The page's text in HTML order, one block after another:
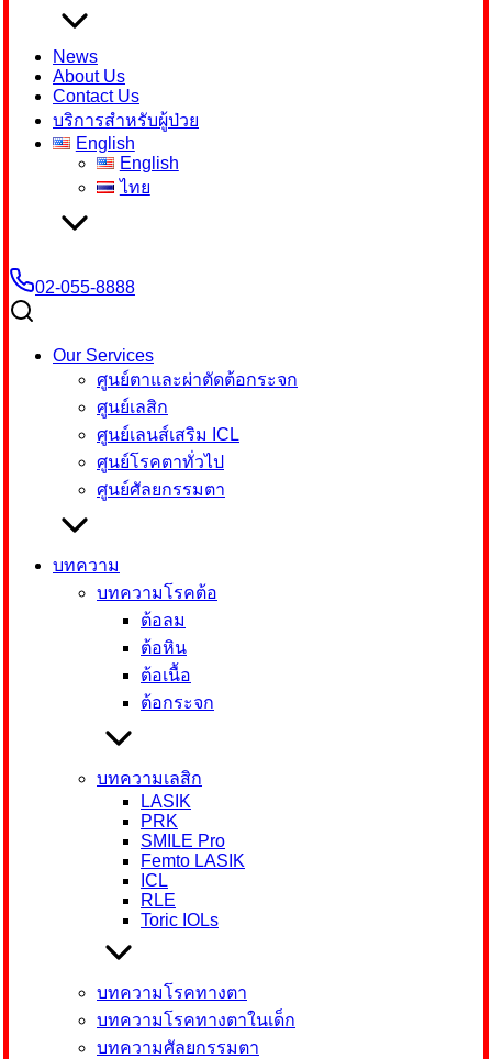
News
About Us
Contact Us
บริการสำหรับผู้ป่วย
English
English
ไทย
02-055-8888
Our Services
ศูนย์ตาและผ่าตัดต้อกระจก
ศูนย์เลสิก
ศูนย์เลนส์เสริม ICL
ศูนย์โรคตาทั่วไป
ศูนย์ศัลยกรรมตา
บทความ
บทความโรคต้อ
ต้อลม
ต้อหิน
ต้อเนื้อ
ต้อกระจก
บทความเลสิก
LASIK
PRK
SMILE Pro
Femto LASIK
ICL
RLE
Toric IOLs
บทความโรคทางตา
บทความโรคทางตาในเด็ก
บทความศัลยกรรมตา